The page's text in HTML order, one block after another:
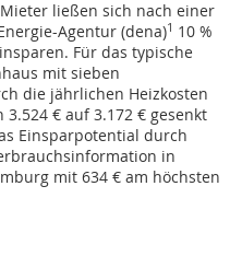
ließen sich nach einer
Agentur (dena)1 10 %
Für das typische
mit sieben
die jährlichen Heizkosten
€ auf 3.172 € gesenkt
Einsparpotential durch
in
mit 634 € am höchsten